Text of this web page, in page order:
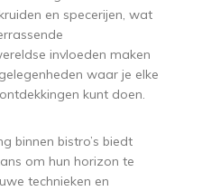
en specerijen, wat
invloeden maken
waar je elke
kunt doen.
binnen bistro’s biedt
om hun horizon te
technieken en